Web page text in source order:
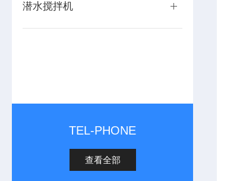
潜水搅拌机
TEL-PHONE
查看全部